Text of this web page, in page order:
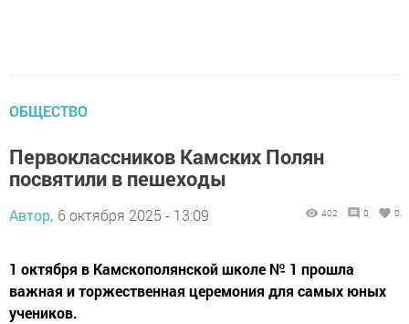
ОБЩЕСТВО
Первоклассников Камских Полян
посвятили в пешеходы
Автор, 6 октября 2025 - 13:09 402 0 0
1 октября в Камскополянской школе № 1 прошла
важная и торжественная церемония для самых юных
учеников.